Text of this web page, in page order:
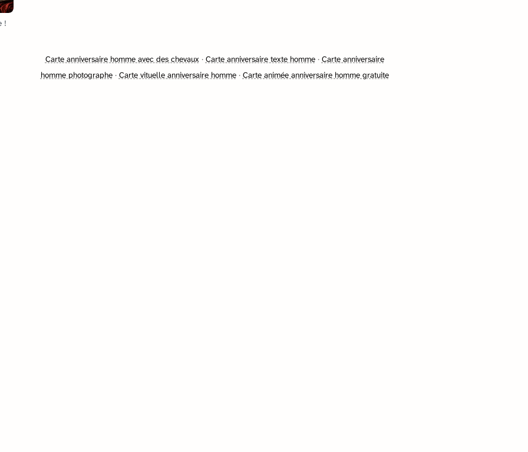
!
Carte anniversaire homme avec des chevaux· Carte anniversaire texte homme· Carte anniversaire
homme photographe· Carte vituelle anniversaire homme· Carte animée anniversaire homme gratuite